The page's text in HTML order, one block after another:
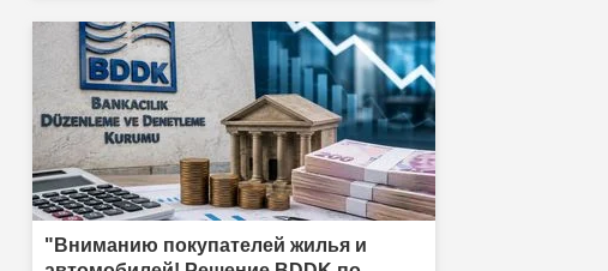
"Вниманию покупателей жилья и